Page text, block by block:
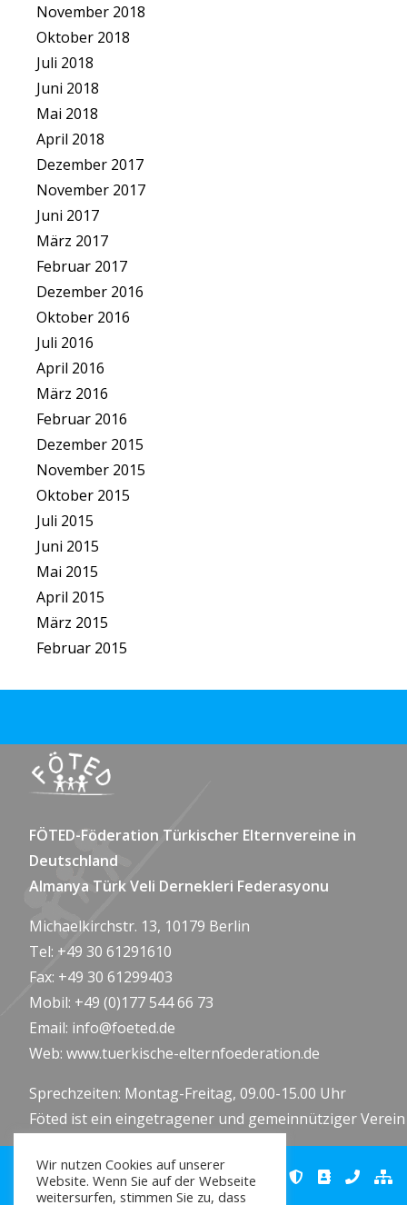
November 2018
Oktober 2018
Juli 2018
Juni 2018
Mai 2018
April 2018
Dezember 2017
November 2017
Juni 2017
März 2017
Februar 2017
Dezember 2016
Oktober 2016
Juli 2016
April 2016
März 2016
Februar 2016
Dezember 2015
November 2015
Oktober 2015
Juli 2015
Juni 2015
Mai 2015
April 2015
März 2015
Februar 2015
FÖTED-Föderation Türkischer Elternvereine in
Deutschland
Almanya Türk Veli Dernekleri Federasyonu
Michaelkirchstr. 13, 10179 Berlin
Tel: +49 30 61291610
Fax: +49 30 61299403
Mobil: +49 (0)177 544 66 73
Email: info@foeted.de
Web: www.tuerkische-elternfoederation.de
Sprechzeiten: Montag-Freitag, 09.00-15.00 Uhr
Föted ist ein eingetragener und gemeinnütziger Verein
Wir nutzen Cookies auf unserer
Website. Wenn Sie auf der Webseite
weitersurfen, stimmen Sie zu, dass